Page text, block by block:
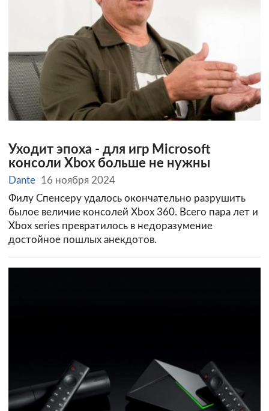
Уходит эпоха - для игр Microsoft
консоли Xbox больше не нужны
Dante 16 ноября 2024
Филу Спенсеру удалось окончательно разрушить
былое величие консолей Xbox 360. Всего пара лет и
Xbox series превратилось в недоразумение
достойное пошлых анекдотов.